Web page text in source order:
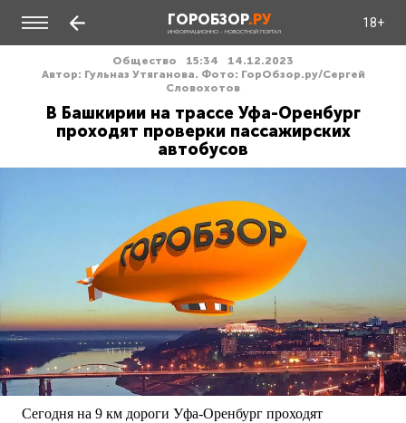
ГОРОБЗОР.РУ
ИНФОРМАЦИОННО - НОВОСТНОЙ ПОРТАЛ
18+
Общество 15:34
14.12.2023
Автор: Гульназ Утяганова. Фото: ГорОбзор.ру/Сергей
Словохотов
В Башкирии на трассе Уфа-Оренбург
проходят проверки пассажирских
автобусов
Сегодня на 9 км дороги Уфа-Оренбург проходят